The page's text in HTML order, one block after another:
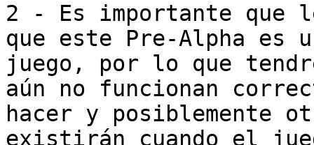
2 - Es importante que
que este Pre-Alpha es
juego, por lo que
aún no funcionan
hacer y posiblemente
existirán cuando el